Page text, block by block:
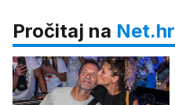
Pročitaj na Net.hr